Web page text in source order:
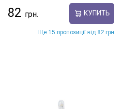
82 КУПИТЬ
Ще 15 пропозиції від 82 грн